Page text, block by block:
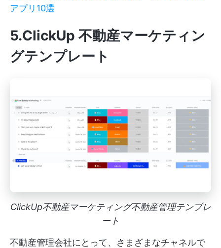
アプリ10選
5.ClickUp 不動産マーケティン
グテンプレート
ClickUp不動産マーケティング不動産管理テンプレ
ート
不動産管理会社にとって、さまざまなチャネルで